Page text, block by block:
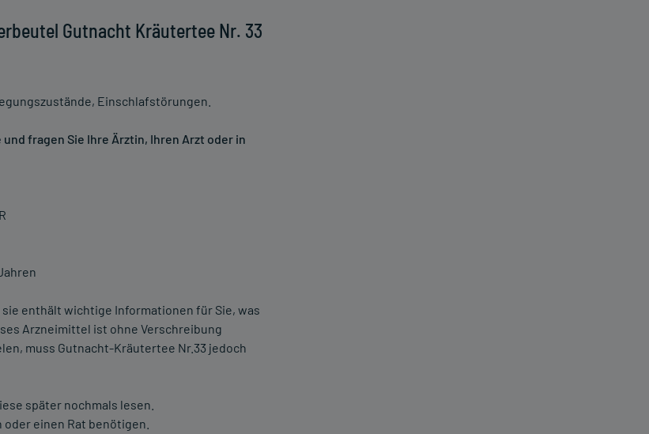
Gutnacht Kräutertee Nr. 33
Einschlafstörungen.
fragen Sie Ihre Ärztin, Ihren Arzt oder in
enthält wichtige Informationen für Sie, was
Arzneimittel ist ohne Verschreibung
muss Gutnacht-Kräutertee Nr.33 jedoch
später nochmals lesen.
einen Rat benötigen.